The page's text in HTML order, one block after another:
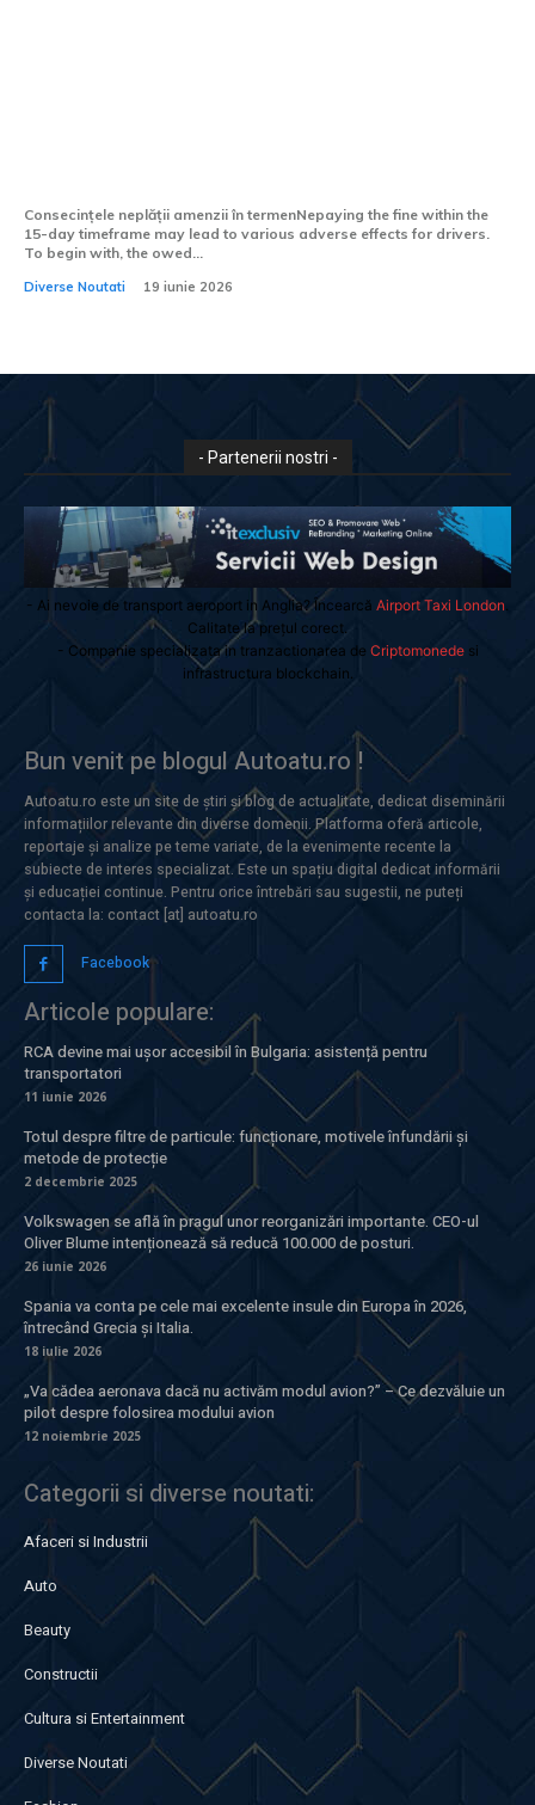
Consecințele neplății amenzii în termenNepaying the fine within the
15-day timeframe may lead to various adverse effects for drivers.
To begin with, the owed...
Diverse Noutati 19 iunie 2026
- Partenerii nostri -
- Ai nevoie de transport aeroport in Anglia? Încearcă Airport Taxi London
Calitate la prețul corect.
- Companie specializata in tranzactionarea de Criptomonedesi
infrastructura blockchain.
Bun venit pe blogul Autoatu.ro !
Autoatu.ro este un site de știri și blog de actualitate, dedicat diseminării
informațiilor relevante din diverse domenii. Platforma oferă articole,
reportaje și analize pe teme variate, de la evenimente recente la
subiecte de interes specializat. Este un spațiu digital dedicat informării
și educației continue. Pentru orice întrebări sau sugestii, ne puteți
contacta la: contact [at] autoatu.ro
Facebook
Articole populare:
RCA devine mai ușor accesibil în Bulgaria: asistență pentru
transportatori
11 iunie 2026
Totul despre filtre de particule: funcționare, motivele înfundării și
metode de protecție
2 decembrie 2025
Volkswagen se află în pragul unor reorganizări importante. CEO-ul
Oliver Blume intenționează să reducă 100.000 de posturi.
26 iunie 2026
Spania va conta pe cele mai excelente insule din Europa în 2026,
întrecând Grecia și Italia.
18 iulie 2026
„Va cădea aeronava dacă nu activăm modul avion?” – Ce dezvăluie un
pilot despre folosirea modului avion
12 noiembrie 2025
Categorii si diverse noutati:
Afaceri si Industrii
Auto
Beauty
Constructii
Cultura si Entertainment
Diverse Noutati